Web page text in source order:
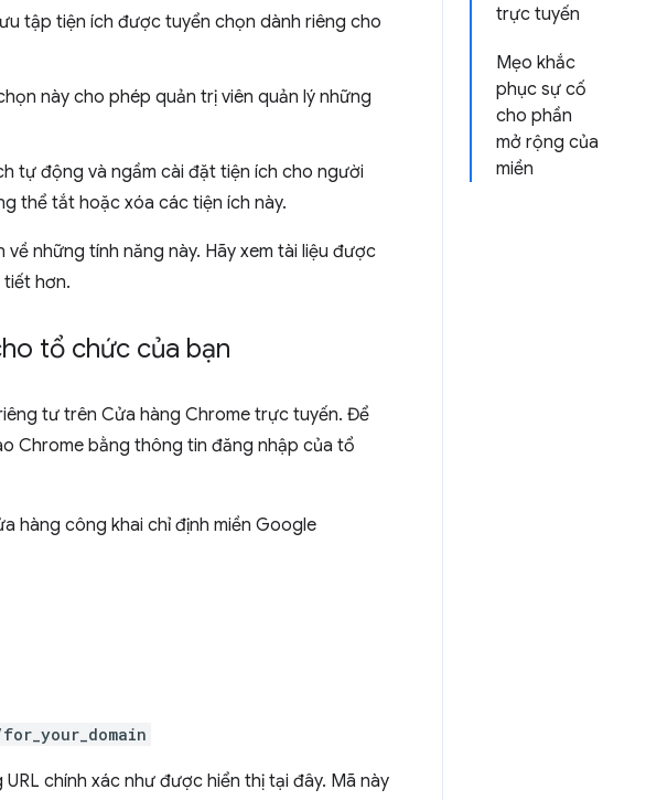
trực tuyến
Mẹo khắc
phục sự cố
cho phần
mở rộng của
miền
tập tiện ích được tuyển chọn dành riêng cho
này cho phép quản trị viên quản lý những
tự động và ngầm cài đặt tiện ích cho người
thể tắt hoặc xóa các tiện ích này.
những tính năng này. Hãy xem tài liệu được
hơn.
tổ chức của bạn
tư trên Cửa hàng Chrome trực tuyến. Để
Chrome bằng thông tin đăng nhập của tổ
hàng công khai chỉ định miền Google
chính xác như được hiển thị tại đây. Mã này